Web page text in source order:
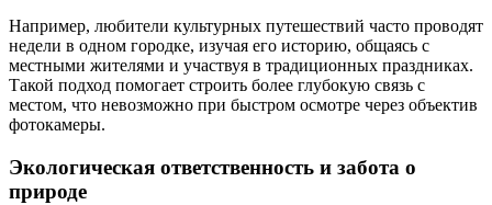
Например, любители культурных путешествий часто проводят
недели в одном городке, изучая его историю, общаясь с
местными жителями и участвуя в традиционных праздниках.
Такой подход помогает строить более глубокую связь с
местом, что невозможно при быстром осмотре через объектив
фотокамеры.
Экологическая ответственность и забота о
природе